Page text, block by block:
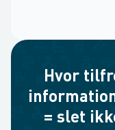
Hvor
= slet